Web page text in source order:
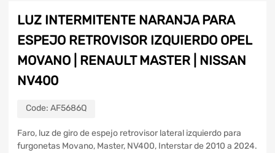
LUZ INTERMITENTE NARANJA PARA
ESPEJO RETROVISOR IZQUIERDO OPEL
MOVANO | RENAULT MASTER | NISSAN
NV400
Code: AF5686Q
Faro, luz de giro de espejo retrovisor lateral izquierdo para
furgonetas Movano, Master, NV400, Interstar de 2010 a 2024.